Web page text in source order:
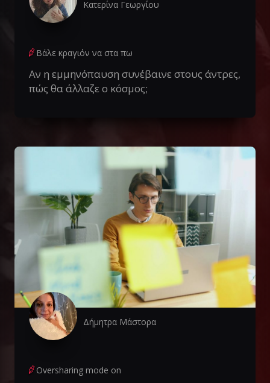
Κατερίνα Γεωργίου
Βάλε κραγιόν να στα πω
Αν η εμμηνόπαυση συνέβαινε στους άντρες,
πώς θα άλλαζε ο κόσμος;
Δήμητρα Μάστορα
Oversharing mode on